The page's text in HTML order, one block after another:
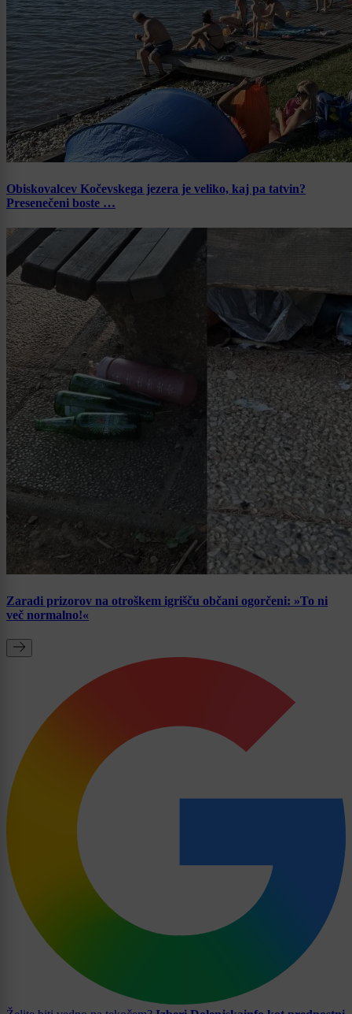
Obiskovalcev Kočevskega jezera je veliko, kaj pa tatvin?
Presenečeni boste …
Zaradi prizorov na otroškem igrišču občani ogorčeni: »To ni
več normalno!«